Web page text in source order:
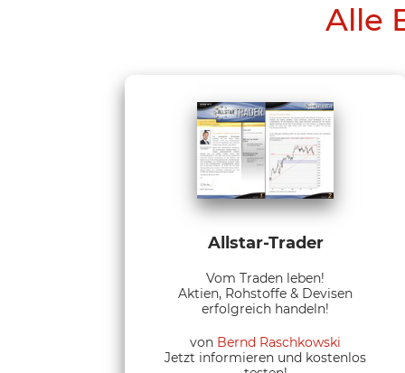
Alle
Allstar-Trader
Vom Traden leben!
Aktien, Rohstoffe & Devisen
erfolgreich handeln!
von Bernd Raschkowski
Jetzt informieren und kostenlos